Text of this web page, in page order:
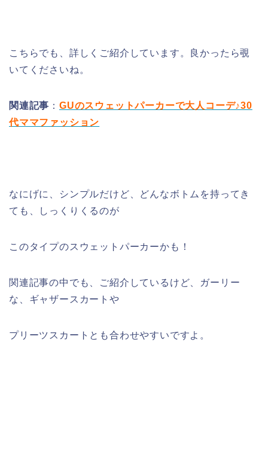
こちらでも、詳しくご紹介しています。良かったら覗
いてくださいね。
関連記事 ：GUのスウェットパーカーで大人コーデ♪30
代ママファッション
なにげに、シンプルだけど、どんなボトムを持ってき
ても、しっくりくるのが
このタイプのスウェットパーカーかも！
関連記事の中でも、ご紹介しているけど、ガーリー
な、ギャザースカートや
プリーツスカートとも合わせやすいですよ。